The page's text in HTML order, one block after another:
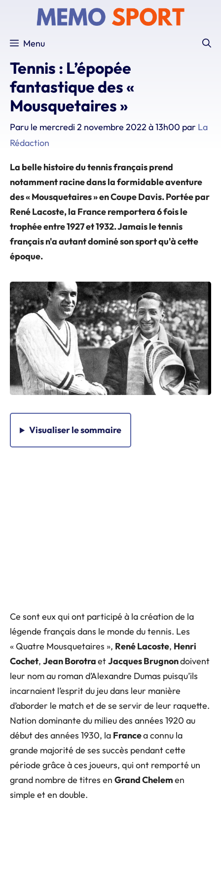
Menu
Tennis : L’épopée
fantastique des «
Mousquetaires »
Paru le mercredi 2 novembre 2022 à 13h00 par La
Rédaction
La belle histoire du tennis français prend
notamment racine dans la formidable aventure
des « Mousquetaires » en Coupe Davis. Portée par
René Lacoste, la France remportera 6 fois le
trophée entre 1927 et 1932. Jamais le tennis
français n'a autant dominé son sport qu'à cette
époque.
Visualiserle sommaire
Ce sont eux qui ont participé à la création de la
légende français dans le monde du tennis. Les
« Quatre Mousquetaires », René Lacoste, Henri
Cochet, Jean BorotraetJacques Brugnondoivent
leur nom au roman d’Alexandre Dumas puisqu’ils
incarnaient l’esprit du jeu dans leur manière
d’aborder le match et de se servir de leur raquette.
Nation dominante du milieu des années 1920 au
début des années 1930, la Francea connu la
grande majorité de ses succès pendant cette
période grâce à ces joueurs, qui ont remporté un
grand nombre de titres en Grand Chelemen
simple et en double.